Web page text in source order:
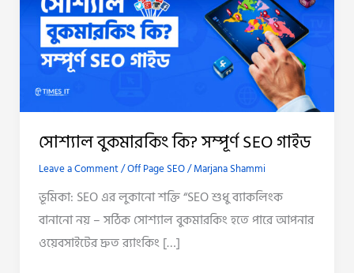
সোশ্যাল বুকমারকিং কি? সম্পূর্ণ SEO গাইড
Leave a Comment/Off Page SEO/Marjana Shammi
ভূমিকা: SEO এর লুকানো শক্তি “SEO শুধু ব্যাকলিংক
বানানো নয় – সঠিক সোশ্যাল বুকমারকিং হতে পারে আপনার
ওয়েবসাইটের দ্রুত র‍্যাংকিং […]
সম্পূর্ণ
SEO
গাইড